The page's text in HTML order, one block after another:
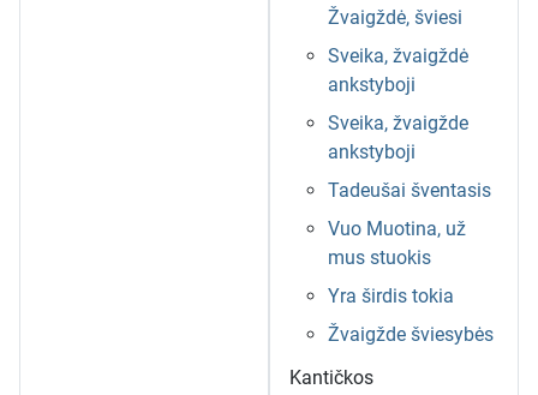
Žvaigždė, šviesi
Sveika, žvaigždė
ankstyboji
Sveika, žvaigžde
ankstyboji
Tadeušai šventasis
Vuo Muotina, už
mus stuokis
Yra širdis tokia
Žvaigžde šviesybės
Kantičkos